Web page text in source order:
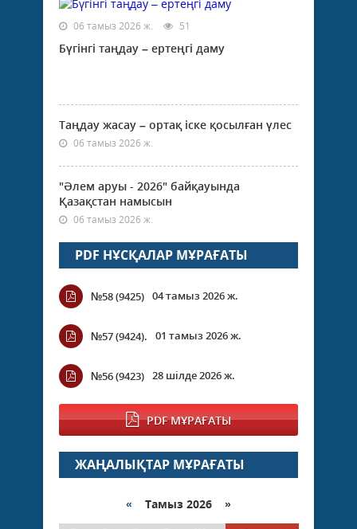
06 тамыз 2026 ж. 51
Бүгінгі таңдау – ертеңгі даму
Таңдау жасау – ортақ іске қосылған үлес
06 тамыз 2026 ж.
"Әлем аруы - 2026" байқауында
Қазақстан намысын
06 тамыз 2026 ж.
PDF НҰСҚАЛАР МҰРАҒАТЫ
№58 (9425) 04 тамыз 2026 ж.
№57 (9424). 01 тамыз 2026 ж.
№56 (9423) 28 шілде 2026 ж.
PDF МҰРАҒАТЫ
ЖАҢАЛЫҚТАР МҰРАҒАТЫ
« Тамыз 2026 »